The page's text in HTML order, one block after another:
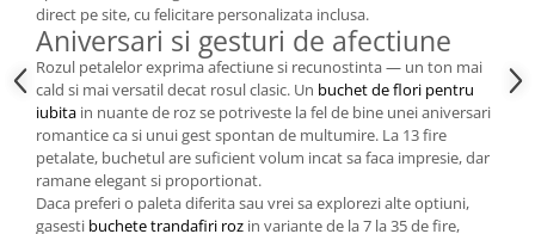
direct pe site, cu felicitare personalizata inclusa.
Aniversari si gesturi de afectiune
Rozul petalelor exprima afectiune si recunostinta — un ton mai
cald si mai versatil decat rosul clasic. Un buchet de flori pentru
iubita in nuante de roz se potriveste la fel de bine unei aniversari
romantice ca si unui gest spontan de multumire. La 13 fire
petalate, buchetul are suficient volum incat sa faca impresie, dar
ramane elegant si proportionat.
Daca preferi o paleta diferita sau vrei sa explorezi alte optiuni,
gasesti buchete trandafiri roz in variante de la 7 la 35 de fire,